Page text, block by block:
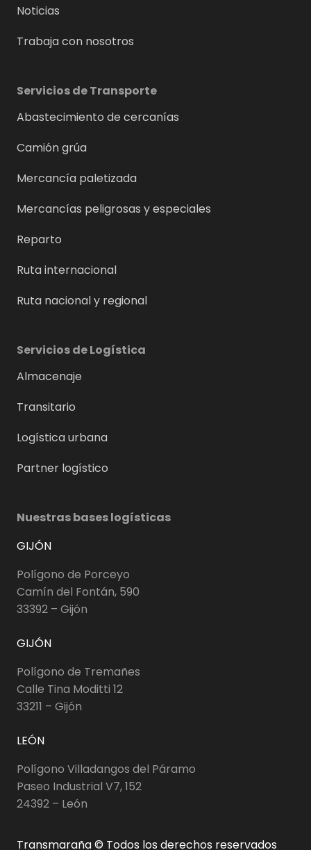
Noticias
Trabaja con nosotros
Servicios de Transporte
Abastecimiento de cercanías
Camión grúa
Mercancía paletizada
Mercancías peligrosas y especiales
Reparto
Ruta internacional
Ruta nacional y regional
Servicios de Logística
Almacenaje
Transitario
Logística urbana
Partner logístico
Nuestras bases logísticas
GIJÓN
Polígono de Porceyo
Camín del Fontán, 590
33392 – Gijón
GIJÓN
Polígono de Tremañes
Calle Tina Moditti 12
33211 – Gijón
LEÓN
Polígono Villadangos del Páramo
Paseo Industrial V7, 152
24392 – León
Transmaraña © Todos los derechos reservados